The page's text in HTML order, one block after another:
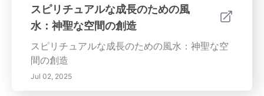
スピリチュアルな成長のための風
水：神聖な空間の創造
スピリチュアルな成長のための風水：神聖な空
間の創造
Jul 02, 2025